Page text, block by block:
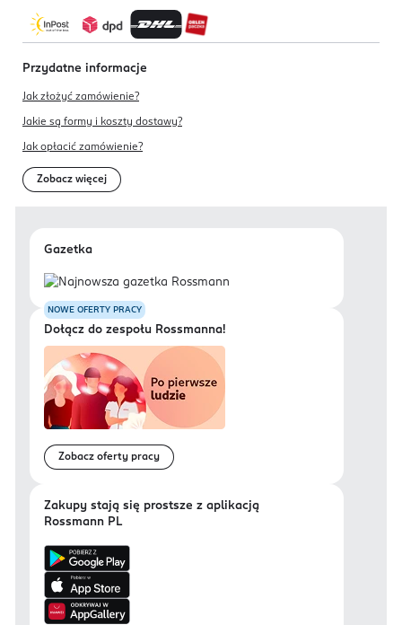
Przydatne informacje
Jak złożyć zamówienie?
Jakie są formy i koszty dostawy?
Jak opłacić zamówienie?
Zobacz więcej
Gazetka
NOWE OFERTY PRACY
Dołącz do zespołu Rossmanna!
Zobacz oferty pracy
Zakupy stają się prostsze z aplikacją
Rossmann PL